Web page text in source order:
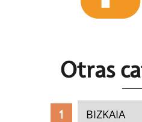
Otras c
BIZKAIA